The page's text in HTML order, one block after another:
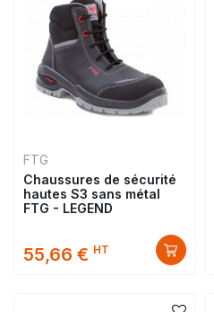
FTG
Chaussures de sécurité
hautes S3 sans métal
FTG - LEGEND
55,66 € HT